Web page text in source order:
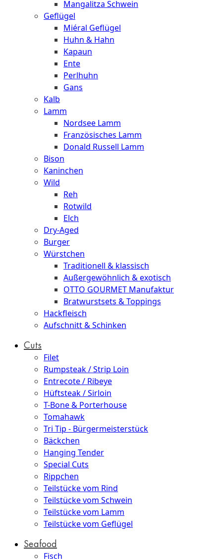
Mangalitza Schwein
Geflügel
Miéral Geflügel
Huhn & Hahn
Kapaun
Ente
Perlhuhn
Gans
Kalb
Lamm
Nordsee Lamm
Französisches Lamm
Donald Russell Lamm
Bison
Kaninchen
Wild
Reh
Rotwild
Elch
Dry-Aged
Burger
Würstchen
Traditionell & klassisch
Außergewöhnlich & exotisch
OTTO GOURMET Manufaktur
Bratwurstsets & Toppings
Hackfleisch
Aufschnitt & Schinken
Cuts
Filet
Rumpsteak / Strip Loin
Entrecote / Ribeye
Hüftsteak / Sirloin
T-Bone & Porterhouse
Tomahawk
Tri Tip - Bürgermeisterstück
Bäckchen
Hanging Tender
Special Cuts
Rippchen
Teilstücke vom Rind
Teilstücke vom Schwein
Teilstücke vom Lamm
Teilstücke vom Geflügel
Seafood
Fisch